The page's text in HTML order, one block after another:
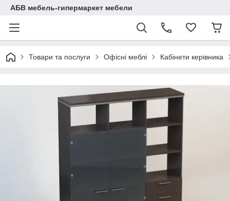
АБВ мебель-гипермаркет мебели
Товари та послуги Офісні меблі Кабінети керівника